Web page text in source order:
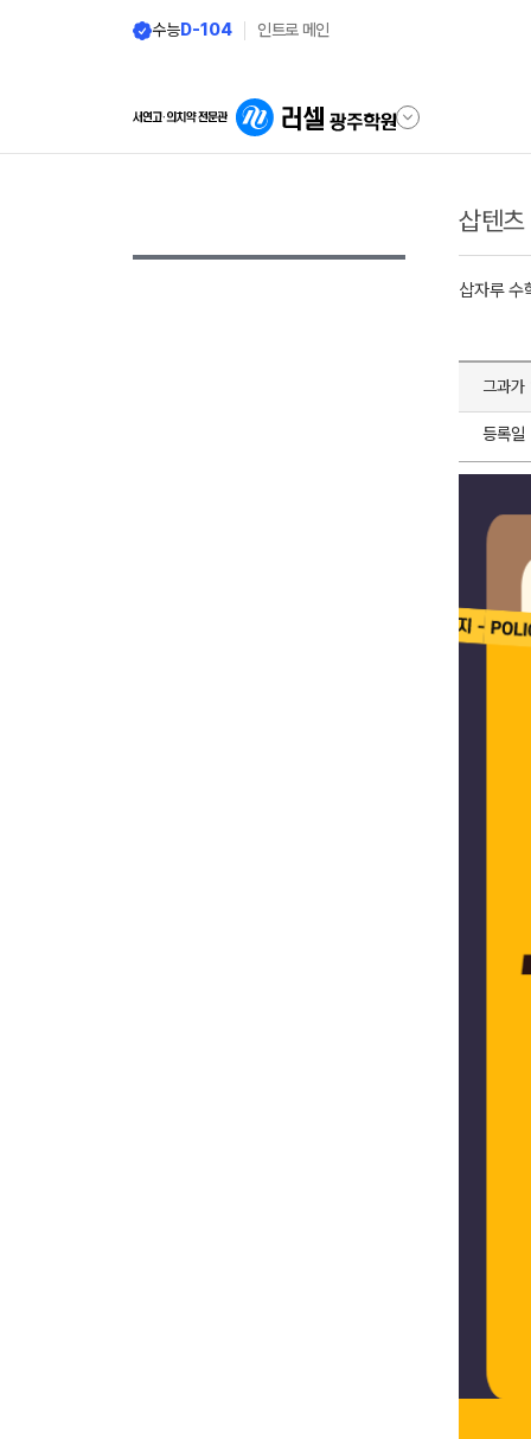
수능D-104 인트로 메인
삽텐츠
삽자루 수
그과가
등록일